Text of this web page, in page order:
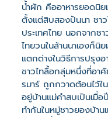
น้ำผัก คืออาหารยอดนิ
ตั้งแต่สิบสองปันนา ชาว
ประเทศไทย นอกจากช
ไทยวนในล้านนาเองก็นิ
แตกต่างในวิธีการปรุง
ชาวไทลื้อกลุ่มหนึ่งที่อาศั
รมาร์ ถูกกวาดต้อนไว้
อยู่บ้านแม่คำสบเปินเมื่
ทำกันในหมู่ชาวยองบ้า